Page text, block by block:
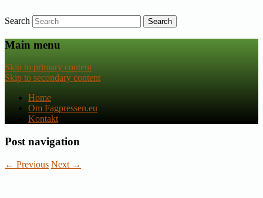
Fagpressen.eu
Nyheder om dansk EU-politik
Search
Main menu
Skip to primary content
Skip to secondary content
Home
Om Fagpressen.eu
Kontakt
Post navigation
← Previous Next →